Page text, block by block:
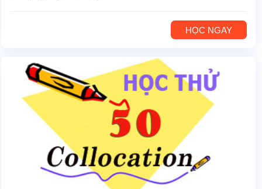
HỌC NGAY